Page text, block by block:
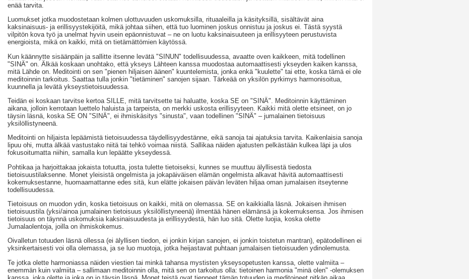
enää tarvita.
Luomukset jotka muodostetaan kolmen ulottuvuuden uskomuksilla, rituaaleilla ja käsityksillä, sisältävät aina
kaksinaisuus- ja erillisyystekijöitä, mikä johtaa siihen, että tuo luominen joskus onnistuu ja joskus ei. Tästä syystä
vilpitön kova työ ja unelmat hyvin usein epäonnistuvat – ne on luotu kaksinaisuuteen ja erillisyyteen perustuvista
energioista, mikä on kaikki, mitä on tietämättömien käytössä.
Kun käännytte sisäänpäin ja sallitte itsenne levätä "SINUN" todellisuudessa, avaatte oven kaikkeen, mitä todellinen
"SINÄ" on. Älkää koskaan unohtako, että ykseys Lähteen kanssa muodostaa automaattisesti ykseyden kaiken kanssa,
mitä Lähde on. Meditointi on sen "pienen hiljaisen äänen" kuuntelemista, jonka enkä "kuulette" tai ette, koska tämä ei ole
meditoinnin tarkoitus. Saattaa tulla jonkin "tietäminen" sanojen sijaan. Tärkeää on yksilön pyrkimys harmonisoitua,
kuunnella ja levätä ykseystietoisuudessa.
Teidän ei koskaan tarvitse kertoa SILLE, mitä tarvitsette tai haluatte, koska SE on "SINÄ". Meditoinnin käyttäminen
aikana, jolloin kerrotaan luettelo haluista ja tarpeista, on merkki uskosta erillisyyteen. Kaikki mitä olette etsineet, on jo
täysin läsnä, koska SE ON "SINÄ", ei ihmiskäsitys "sinusta", vaan todellinen "SINÄ" – jumalainen tietoisuus
yksilöllistyneenä.
Meditointi on hiljaista lepäämistä tietoisuudessa täydellisyydestänne, eikä sanoja tai ajatuksia tarvita. Kaikenlaisia sanoja
lipuu ohi, mutta älkää vastustako niitä tai tehkö voimaa niistä. Sallikaa näiden ajatusten pelkästään kulkea läpi ja ulos
fokusoitumatta niihin, samalla kun lepäätte ykseydessä.
Pohtikaa ja harjoittakaa jokaista totuutta, josta tulette tietoiseksi, kunnes se muuttuu älyllisestä tiedosta
tietoisuustilaksenne. Monet yleisistä ongelmista ja jokapäiväisen elämän ongelmista alkavat hävitä automaattisesti
kokemuksestanne, huomaamattanne edes sitä, kun elätte jokaisen päivän leväten hiljaa oman jumalaisen itseytenne
todellisuudessa.
Tietoisuus on muodon ydin, koska tietoisuus on kaikki, mitä on olemassa. SE on kaikkialla läsnä. Jokaisen ihmisen
tietoisuustila (yksi/ainoa jumalainen tietoisuus yksilöllistyneenä) ilmentää hänen elämänsä ja kokemuksensa. Jos ihmisen
tietoisuus on täynnä uskomuksia kaksinaisuudesta ja erillisyydestä, hän luo sitä. Olette luojia, koska olette
Jumalaolentoja, joilla on ihmiskokemus.
Oivalletun totuuden läsnä ollessa (ei älyllisen tiedon, ei jonkin kirjan sanojen, ei jonkin toistetun mantran), epätodellinen ei
yksinkertaisesti voi olla olemassa, ja se luo muotoja, jotka heijastavat puhtaan jumalaisen tietoisuuden ydinolemusta.
Te jotka olette harmoniassa näiden viestien tai minkä tahansa mystisten ykseysopetusten kanssa, olette valmiita –
enemmän kuin valmiita – sallimaan meditoinnin olla, mitä sen on tarkoitus olla: tietoinen harmonia "minä olen" -olemuksen